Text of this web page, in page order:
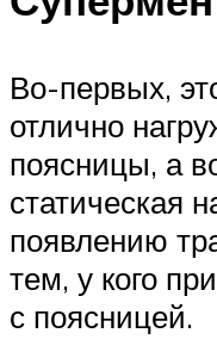
Во-первых,
отлично
поясницы, а
статическая
появлению
тем, у кого
с поясницей.